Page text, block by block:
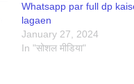
Whatsapp par full dp
lagaen
January 27, 2024
In "सोशल मीडिया"